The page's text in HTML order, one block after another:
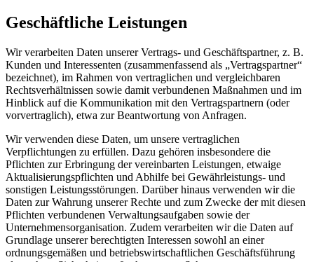
Geschäftliche Leistungen
Wir verarbeiten Daten unserer Vertrags- und Geschäftspartner, z. B.
Kunden und Interessenten (zusammenfassend als „Vertragspartner“
bezeichnet), im Rahmen von vertraglichen und vergleichbaren
Rechtsverhältnissen sowie damit verbundenen Maßnahmen und im
Hinblick auf die Kommunikation mit den Vertragspartnern (oder
vorvertraglich), etwa zur Beantwortung von Anfragen.
Wir verwenden diese Daten, um unsere vertraglichen
Verpflichtungen zu erfüllen. Dazu gehören insbesondere die
Pflichten zur Erbringung der vereinbarten Leistungen, etwaige
Aktualisierungspflichten und Abhilfe bei Gewährleistungs- und
sonstigen Leistungsstörungen. Darüber hinaus verwenden wir die
Daten zur Wahrung unserer Rechte und zum Zwecke der mit diesen
Pflichten verbundenen Verwaltungsaufgaben sowie der
Unternehmensorganisation. Zudem verarbeiten wir die Daten auf
Grundlage unserer berechtigten Interessen sowohl an einer
ordnungsgemäßen und betriebswirtschaftlichen Geschäftsführung